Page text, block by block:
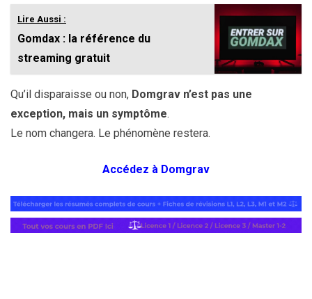
Lire Aussi :
Gomdax : la référence du
streaming gratuit
Qu’il disparaisse ou non, Domgrav n’est pas une
exception, mais un symptôme.
Le nom changera. Le phénomène restera.
Accédez à Domgrav